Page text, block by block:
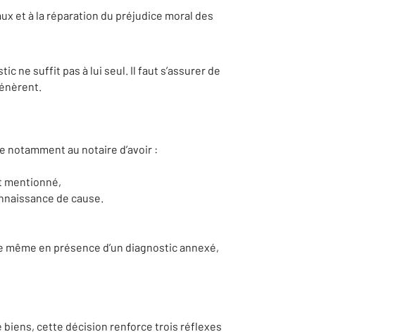
et à la réparation du préjudice moral des
ne suffit pas à lui seul. Il faut s’assurer de
au notaire d’avoir :
mentionné,
de cause.
en présence d’un diagnostic annexé,
biens, cette décision renforce trois réflexes